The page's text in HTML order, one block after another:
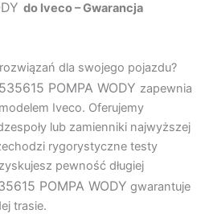
do Iveco – Gwarancja
dla swojego pojazdu?
POMPA WODY zapewnia
Iveco. Oferujemy
lub zamienniki najwyższej
rygorystyczne testy
pewność długiej
POMPA WODY gwarantuje
trasie.